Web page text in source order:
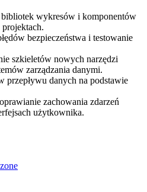
wykresów i komponentów
bezpieczeństwa i testowanie
szkieletów nowych narzędzi
zarządzania danymi.
przepływu danych na podstawie
zachowania zdarzeń
użytkownika.